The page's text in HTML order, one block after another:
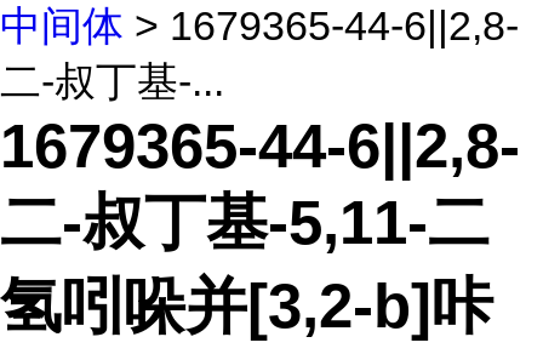
中间体 > 1679365-44-6||2,8-
二-叔丁基-...
1679365-44-6||2,8-
二-叔丁基-5,11-二
氢吲哚并[3,2-b]咔